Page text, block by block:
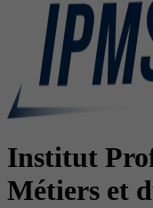
Institut
Métiers et